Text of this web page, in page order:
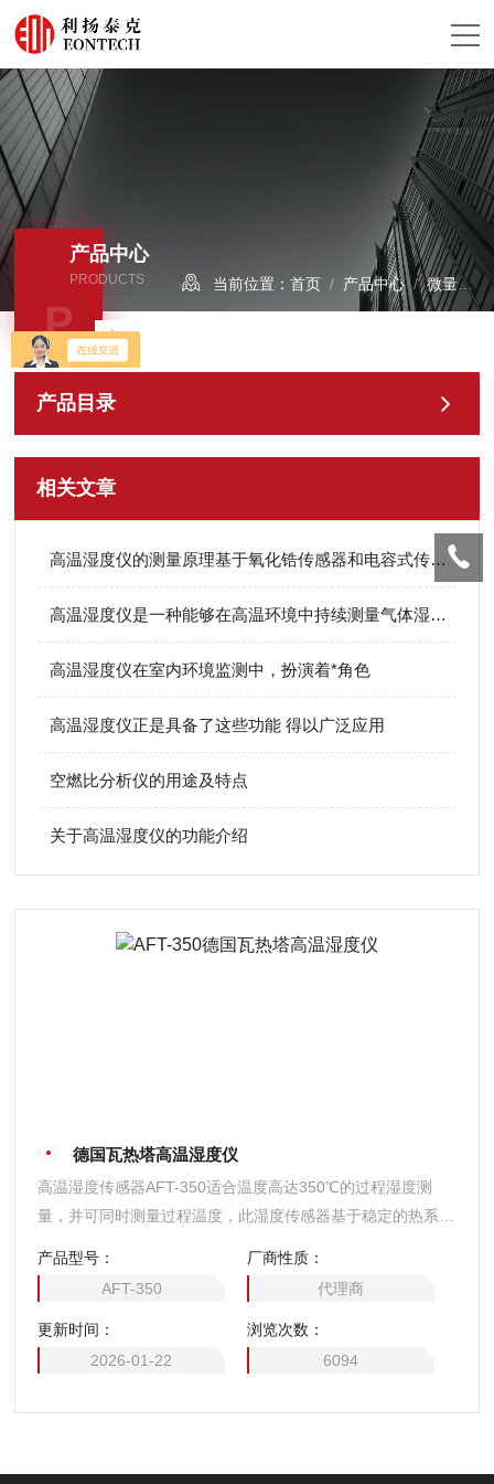
产品中心
PRODUCTS
P
当前位置：首页 / 产品中心/微量水分析仪/露点仪
产品目录
相关文章
高温湿度仪的测量原理基于氧化锆传感器和电容式传感器两种路径
高温湿度仪是一种能够在高温环境中持续测量气体湿度的专用设备
高温湿度仪在室内环境监测中，扮演着*角色
高温湿度仪正是具备了这些功能 得以广泛应用
空燃比分析仪的用途及特点
关于高温湿度仪的功能介绍
德国瓦热塔高温湿度仪
高温湿度传感器AFT-350适合温度高达350℃的过程湿度测
量，并可同时测量过程温度，此湿度传感器基于稳定的热系统
中。AFT-350传感器有主动降温型和被动降温型两个版本可
选，被动降温型推荐用于污染环境中。
产品型号：
AFT-350
厂商性质：
代理商
更新时间：
2026-01-22
浏览次数：
6094